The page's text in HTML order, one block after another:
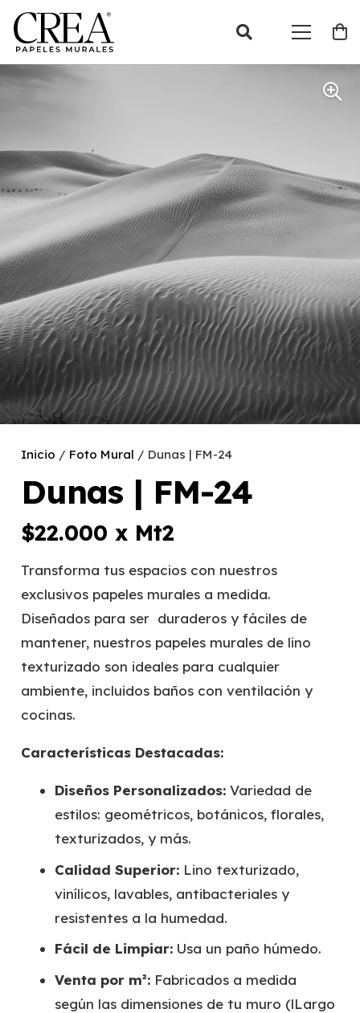
Inicio / Foto Mural / Dunas | FM-24
Dunas | FM-24
$22.000 x Mt2
Transforma tus espacios con nuestros
exclusivos papeles murales a medida.
Diseñados para ser duraderos y fáciles de
mantener, nuestros papeles murales de lino
texturizado son ideales para cualquier
ambiente, incluidos baños con ventilación y
cocinas.
Características Destacadas:
Diseños Personalizados: Variedad de
estilos: geométricos, botánicos, florales,
texturizados, y más.
Calidad Superior: Lino texturizado,
vinílicos, lavables, antibacteriales y
resistentes a la humedad.
Fácil de Limpiar: Usa un paño húmedo.
Venta por m²: Fabricados a medida
según las dimensiones de tu muro (lLargo